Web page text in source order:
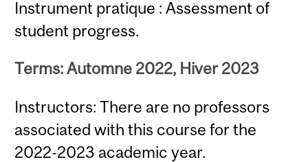
Instrument pratique : Assessment of
student progress.
Terms: Automne 2022, Hiver 2023
Instructors: There are no professors
associated with this course for the
2022-2023 academic year.